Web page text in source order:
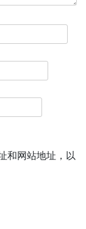
和网站地址，以